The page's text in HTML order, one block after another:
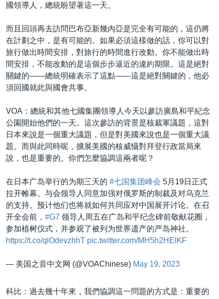
國領導人，總統盼望著這一天。
而且回頭再去訪問巴布亞新幾內亞是完全有可能的，這仍將
在計劃之中，是有可能的。如果必須這樣做的話，你可以對
旅行做出時間安排，對旅行的時間進行改動。你不能做出時
間安排，不能改動的是這個步步逼近的違約期限。這是絕對
關鍵的——總統明確表示了這點——這是絕對關鍵的，他必
須回國就此與國會共事。
VOA：總統和其他七國集團領導人今天以參訪廣島和平紀念
公園開始他們的一天。這次參訪的背景是核裁軍議題，這對
日本來說是一個重大議題，但是對美國來說也是一個重大議
題。而與此同時呢，擴展美國的核威懾對拜登行政當局來
說，也是重要的。你們怎麼協調這兩者呢？
在日本广岛举行的为期三天的 #七国集团峰会 5月19日正式
拉开帷幕。与会领导人同意加强对俄罗斯的制裁及对乌克兰
的支持。预计他们也将就如何共同应对中国展开讨论。在召
开全会前， #G7 领导人周五在广岛和平纪念碑前敬献花圈，
参加植树仪式，并参观了被列为世界遗产的严岛神社。
https://t.co/qlOdevzhhT pic.twitter.com/MH5h2HElKF
— 美国之音中文网 (@VOAChinese) May 19, 2023
科比：過去幾十年來，我們協調這一問題的方式是：重要的